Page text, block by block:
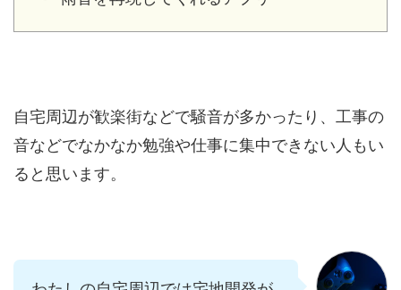
自宅周辺が歓楽街などで騒音が多かったり、工事の
音などでなかなか勉強や仕事に集中できない人もい
ると思います。